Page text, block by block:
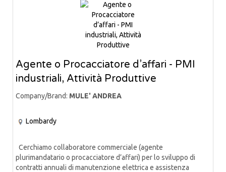
Agente o Procacciatore d’affari - PMI
industriali, Attività Produttive
Company/Brand: MULE' ANDREA
Lombardy
Cerchiamo collaboratore commerciale (agente
plurimandatario o procacciatore d’affari) per lo sviluppo di
contratti annuali di manutenzione elettrica e assistenza